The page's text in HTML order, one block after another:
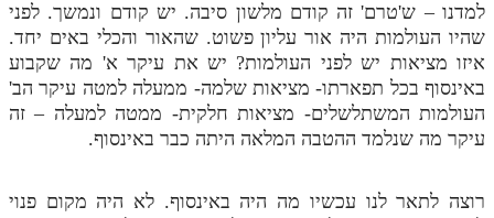
תע"ס חלק ב' עיון
תלמוד עשר הספירות חלק ד
תלמוד עשר הספירות חלק ה
תלמוד עשר הספירות חלק ז
למדנו – ש'טרם' זה קודם מלשון סיבה. יש קודם ונמשך. לפני
שהיו העולמות היה אור עליון פשוט. שהאור והכלי באים יחד.
איזו מציאות יש לפני העולמות? יש את עיקר א' מה שקבוע
באינסוף בכל תפארתו- מציאות שלמה- ממעלה למטה עיקר הב'
העולמות המשתלשלים- מציאות חלקית- ממטה למעלה – זה
עיקר מה שנלמד ההטבה המלאה היתה כבר באינסוף.
רוצה לתאר לנו עכשיו מה היה באינסוף. לא היה מקום פנוי